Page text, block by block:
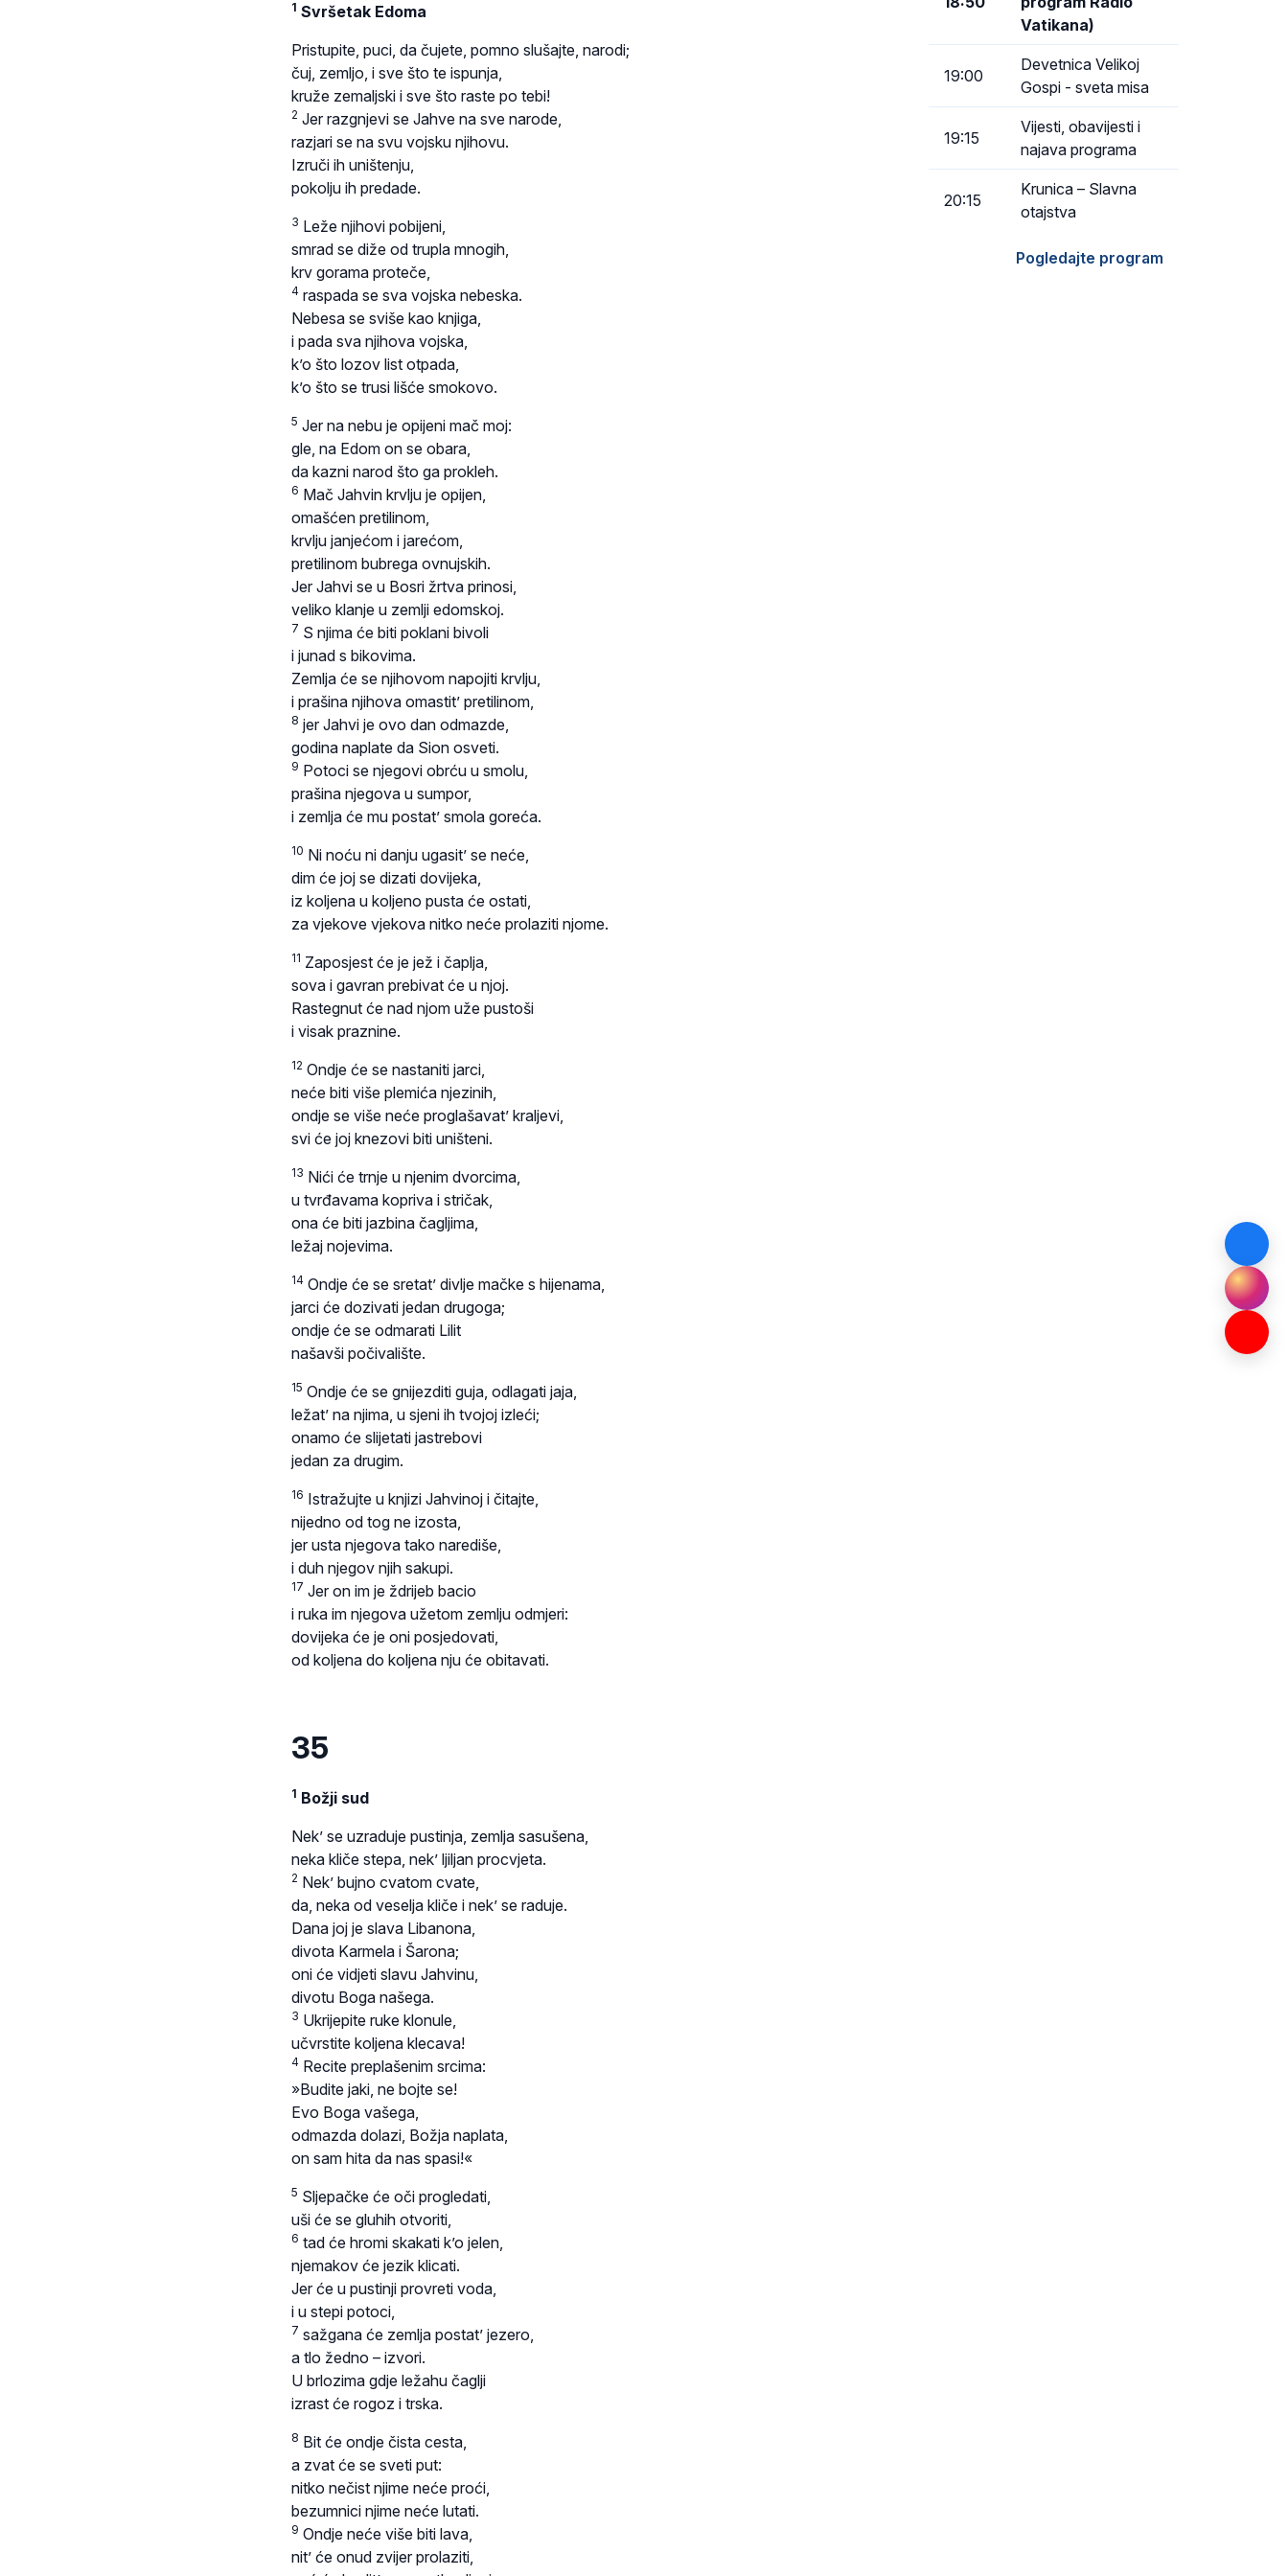
1 Svršetak Edoma
Pristupite, puci, da čujete, pomno slušajte, narodi;
čuj, zemljo, i sve što te ispunja,
kruže zemaljski i sve što raste po tebi!
2 Jer razgnjevi se Jahve na sve narode,
razjari se na svu vojsku njihovu.
Izruči ih uništenju,
pokolju ih predade.
3 Leže njihovi pobijeni,
smrad se diže od trupla mnogih,
krv gorama proteče,
4 raspada se sva vojska nebeska.
Nebesa se sviše kao knjiga,
i pada sva njihova vojska,
k’o što lozov list otpada,
k’o što se trusi lišće smokovo.
5 Jer na nebu je opijeni mač moj:
gle, na Edom on se obara,
da kazni narod što ga prokleh.
6 Mač Jahvin krvlju je opijen,
omašćen pretilinom,
krvlju janjećom i jarećom,
pretilinom bubrega ovnujskih.
Jer Jahvi se u Bosri žrtva prinosi,
veliko klanje u zemlji edomskoj.
7 S njima će biti poklani bivoli
i junad s bikovima.
Zemlja će se njihovom napojiti krvlju,
i prašina njihova omastit’ pretilinom,
8 jer Jahvi je ovo dan odmazde,
godina naplate da Sion osveti.
9 Potoci se njegovi obrću u smolu,
prašina njegova u sumpor,
i zemlja će mu postat’ smola goreća.
10 Ni noću ni danju ugasit’ se neće,
dim će joj se dizati dovijeka,
iz koljena u koljeno pusta će ostati,
za vjekove vjekova nitko neće prolaziti njome.
11 Zaposjest će je jež i čaplja,
sova i gavran prebivat će u njoj.
Rastegnut će nad njom uže pustoši
i visak praznine.
12 Ondje će se nastaniti jarci,
neće biti više plemića njezinih,
ondje se više neće proglašavat’ kraljevi,
svi će joj knezovi biti uništeni.
13 Nići će trnje u njenim dvorcima,
u tvrđavama kopriva i stričak,
ona će biti jazbina čagljima,
ležaj nojevima.
14 Ondje će se sretat’ divlje mačke s hijenama,
jarci će dozivati jedan drugoga;
ondje će se odmarati Lilit
našavši počivalište.
15 Ondje će se gnijezditi guja, odlagati jaja,
ležat’ na njima, u sjeni ih tvojoj izleći;
onamo će slijetati jastrebovi
jedan za drugim.
16 Istražujte u knjizi Jahvinoj i čitajte,
nijedno od tog ne izosta,
jer usta njegova tako narediše,
i duh njegov njih sakupi.
17 Jer on im je ždrijeb bacio
i ruka im njegova užetom zemlju odmjeri:
dovijeka će je oni posjedovati,
od koljena do koljena nju će obitavati.
35
1 Božji sud
Nek’ se uzraduje pustinja, zemlja sasušena,
neka kliče stepa, nek’ ljiljan procvjeta.
2 Nek’ bujno cvatom cvate,
da, neka od veselja kliče i nek’ se raduje.
Dana joj je slava Libanona,
divota Karmela i Šarona;
oni će vidjeti slavu Jahvinu,
divotu Boga našega.
3 Ukrijepite ruke klonule,
učvrstite koljena klecava!
4 Recite preplašenim srcima:
»Budite jaki, ne bojte se!
Evo Boga vašega,
odmazda dolazi, Božja naplata,
on sam hita da nas spasi!«
5 Sljepačke će oči progledati,
uši će se gluhih otvoriti,
6 tad će hromi skakati k’o jelen,
njemakov će jezik klicati.
Jer će u pustinji provreti voda,
i u stepi potoci,
7 sažgana će zemlja postat’ jezero,
a tlo žedno – izvori.
U brlozima gdje ležahu čaglji
izrast će rogoz i trska.
8 Bit će ondje čista cesta,
a zvat će se sveti put:
nitko nečist njime neće proći,
bezumnici njime neće lutati.
9 Ondje neće više biti lava,
nit’ će onud zvijer prolaziti,
Vatikana)
19:00
Devetnica Velikoj
Gospi - sveta misa
19:15
Vijesti, obavijesti i
najava programa
20:15
Krunica – Slavna
otajstva
Pogledajte program